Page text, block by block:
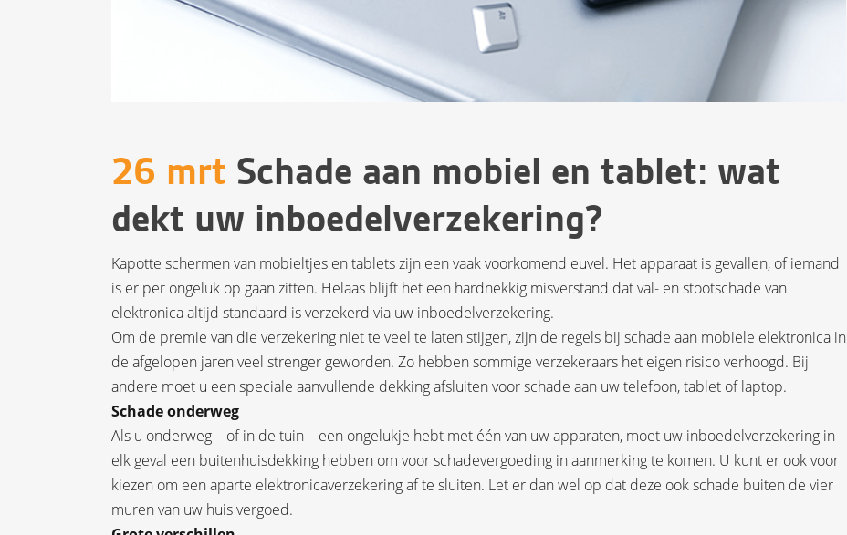
26 mrt Schade aan mobiel en tablet: wat
dekt uw inboedelverzekering?
Kapotte schermen van mobieltjes en tablets zijn een vaak voorkomend euvel. Het apparaat is gevallen, of iemand
is er per ongeluk op gaan zitten. Helaas blijft het een hardnekkig misverstand dat val- en stootschade van
elektronica altijd standaard is verzekerd via uw inboedelverzekering.
Om de premie van die verzekering niet te veel te laten stijgen, zijn de regels bij schade aan mobiele elektronica in
de afgelopen jaren veel strenger geworden. Zo hebben sommige verzekeraars het eigen risico verhoogd. Bij
andere moet u een speciale aanvullende dekking afsluiten voor schade aan uw telefoon, tablet of laptop.
Schade onderweg
Als u onderweg – of in de tuin – een ongelukje hebt met één van uw apparaten, moet uw inboedelverzekering in
elk geval een buitenhuisdekking hebben om voor schadevergoeding in aanmerking te komen. U kunt er ook voor
kiezen om een aparte elektronicaverzekering af te sluiten. Let er dan wel op dat deze ook schade buiten de vier
muren van uw huis vergoed.